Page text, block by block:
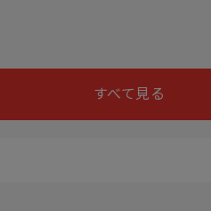
すべて見る